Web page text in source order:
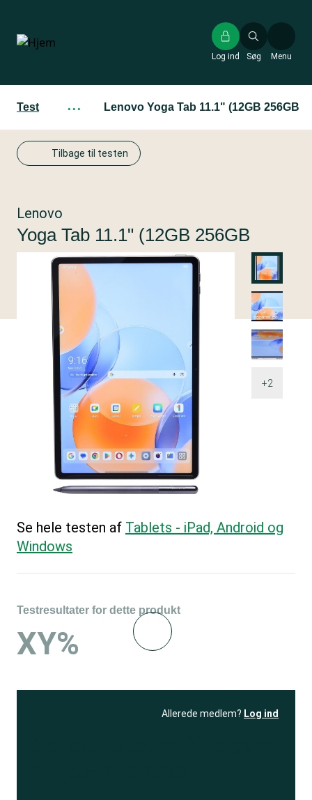
hovedindhold
Søg
Log ind Menu
Test ··· Lenovo Yoga Tab 11.1" (12GB 256GB
Tilbage til testen
+2
Lenovo
Yoga Tab 11.1" (12GB 256GB
Se hele testen af Tablets - iPad, Android og
Windows
Testresultater for dette produkt
XY%
Allerede medlem? Log ind